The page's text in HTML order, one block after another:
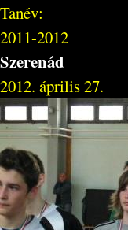
Tanév:
2011-2012
Szerenád
2012. április 27.